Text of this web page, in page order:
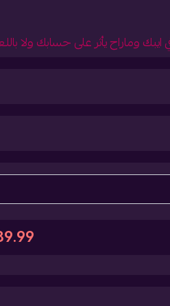
وماراح يأثر على حسابك ولا